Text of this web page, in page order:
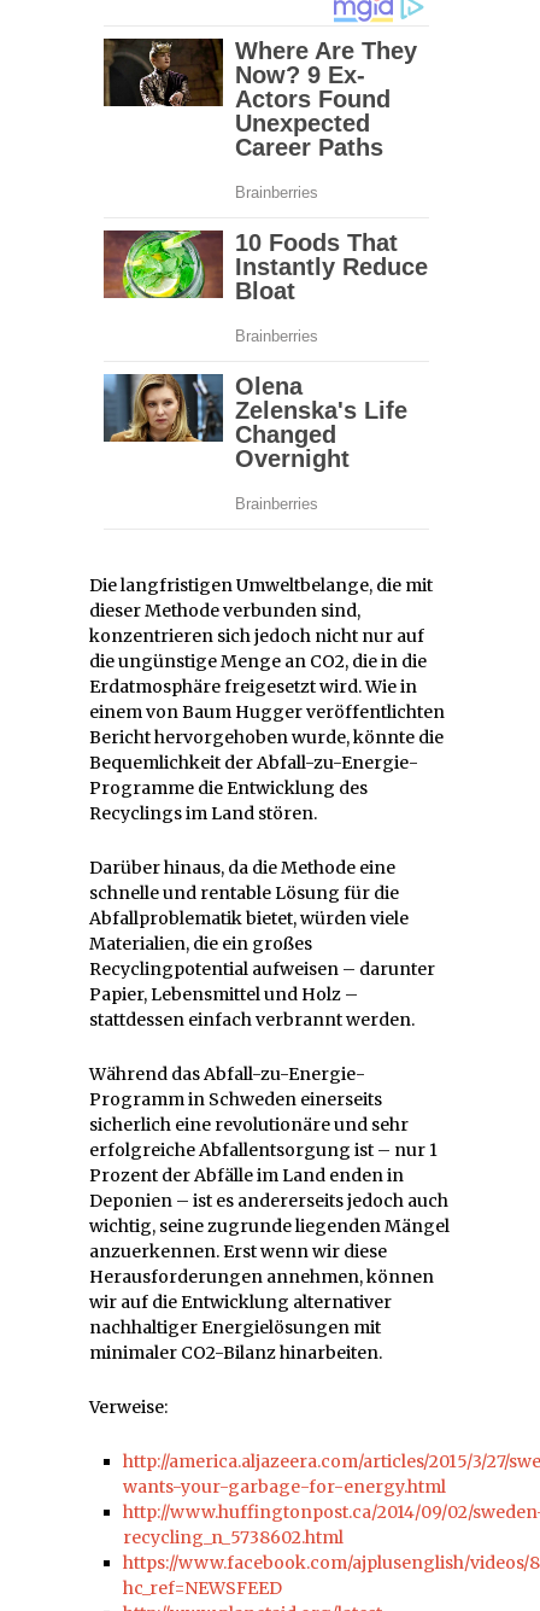
Die langfristigen Umweltbelange, die mit
dieser Methode verbunden sind,
konzentrieren sich jedoch nicht nur auf
die ungünstige Menge an CO2, die in die
Erdatmosphäre freigesetzt wird. Wie in
einem von Baum Hugger veröffentlichten
Bericht hervorgehoben wurde, könnte die
Bequemlichkeit der Abfall-zu-Energie-
Programme die Entwicklung des
Recyclings im Land stören.
Darüber hinaus, da die Methode eine
schnelle und rentable Lösung für die
Abfallproblematik bietet, würden viele
Materialien, die ein großes
Recyclingpotential aufweisen – darunter
Papier, Lebensmittel und Holz –
stattdessen einfach verbrannt werden.
Während das Abfall-zu-Energie-
Programm in Schweden einerseits
sicherlich eine revolutionäre und sehr
erfolgreiche Abfallentsorgung ist – nur 1
Prozent der Abfälle im Land enden in
Deponien – ist es andererseits jedoch auch
wichtig, seine zugrunde liegenden Mängel
anzuerkennen. Erst wenn wir diese
Herausforderungen annehmen, können
wir auf die Entwicklung alternativer
nachhaltiger Energielösungen mit
minimaler CO2-Bilanz hinarbeiten.
Verweise:
http://america.aljazeera.com/articles/2015/3/27/
wants-your-garbage-for-energy.html
http://www.huffingtonpost.ca/2014/09/02/
recycling_n_5738602.html
https://www.facebook.com/ajplusenglish/videos/
hc_ref=NEWSFEED